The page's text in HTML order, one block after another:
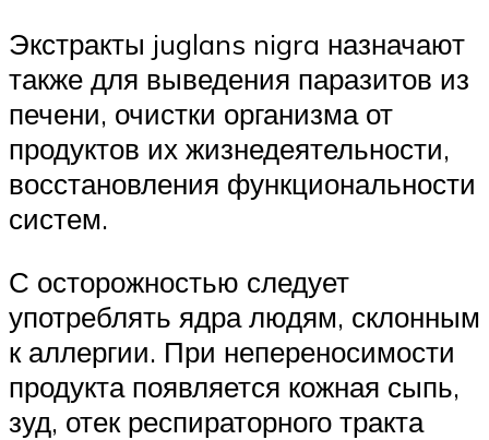
Экстракты juglans nigra назначают
также для выведения паразитов из
печени, очистки организма от
продуктов их жизнедеятельности,
восстановления функциональности
систем.
С осторожностью следует
употреблять ядра людям, склонным
к аллергии. При непереносимости
продукта появляется кожная сыпь,
зуд, отек респираторного тракта